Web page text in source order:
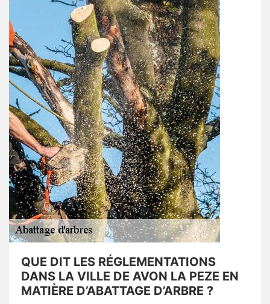
QUE DIT LES RÉGLEMENTATIONS
DANS LA VILLE DE AVON LA PEZE EN
MATIÈRE D’ABATTAGE D’ARBRE ?